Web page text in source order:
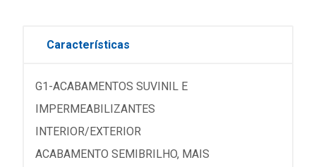
Características
G1-ACABAMENTOS SUVINIL E
IMPERMEABILIZANTES
INTERIOR/EXTERIOR
ACABAMENTO SEMIBRILHO, MAIS